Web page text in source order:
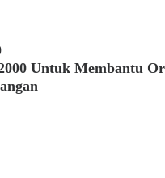
Untuk Membantu